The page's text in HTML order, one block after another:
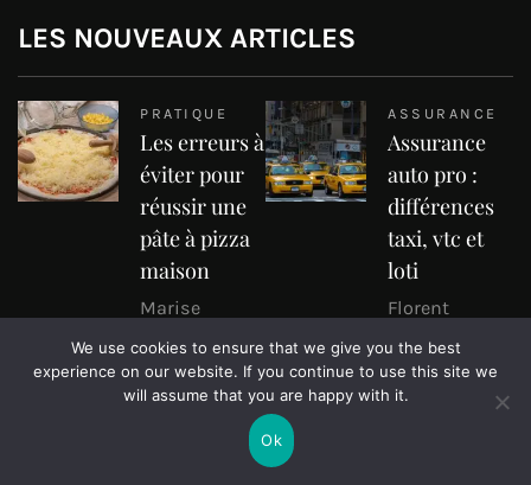
LES NOUVEAUX ARTICLES
PRATIQUE
Les erreurs à
éviter pour
réussir une
pâte à pizza
maison
Marise
ASSURANCE
Assurance
auto pro :
différences
taxi, vtc et
loti
Florent
MAISON
Équipements
transforment
SANTÉ
Les
We use cookies to ensure that we give you the best
experience on our website. If you continue to use this site we
will assume that you are happy with it.
Ok